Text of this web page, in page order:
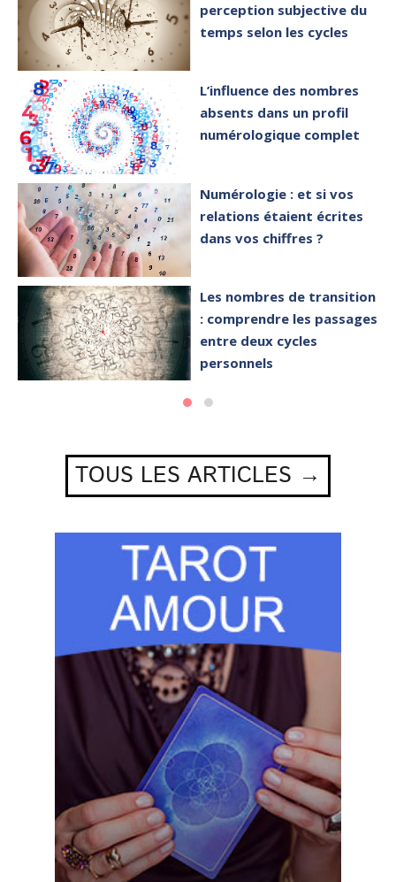
perception subjective du
temps selon les cycles
L’influence des nombres
absents dans un profil
numérologique complet
Numérologie : et si vos
relations étaient écrites
dans vos chiffres ?
Les nombres de transition
: comprendre les passages
entre deux cycles
personnels
TOUS LES ARTICLES →